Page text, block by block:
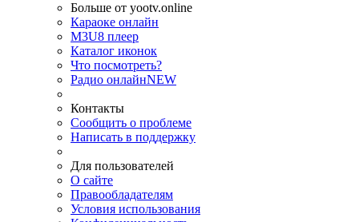
Больше от yootv.online
Караоке онлайн
M3U8 плеер
Каталог иконок
Что посмотреть?
Радио онлайнNEW
Контакты
Сообщить о проблеме
Написать в поддержку
Для пользователей
О сайте
Правообладателям
Условия использования